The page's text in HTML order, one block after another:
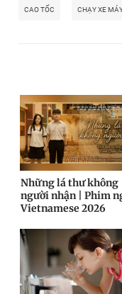
CAO TỐC CHẠY XE